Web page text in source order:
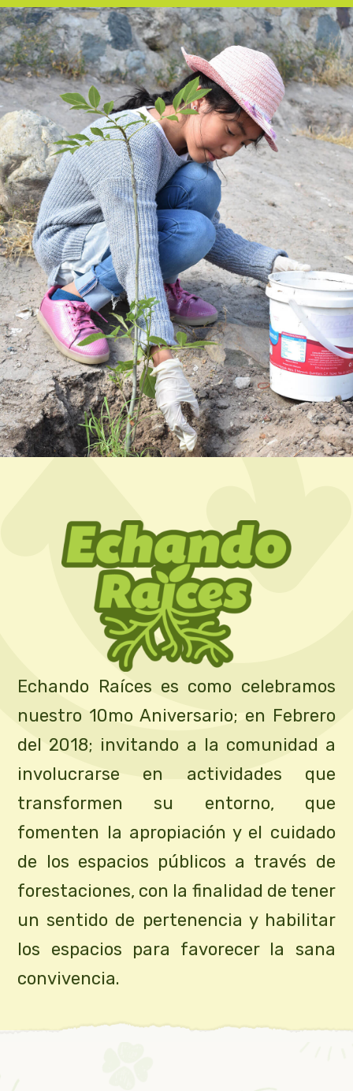
Echando Raíces es como celebramos
nuestro 10mo Aniversario; en Febrero
del 2018; invitando a la comunidad a
involucrarse en actividades que
transformen su entorno, que
fomenten la apropiación y el cuidado
de los espacios públicos a través de
forestaciones, con la finalidad de tener
un sentido de pertenencia y habilitar
los espacios para favorecer la sana
convivencia.